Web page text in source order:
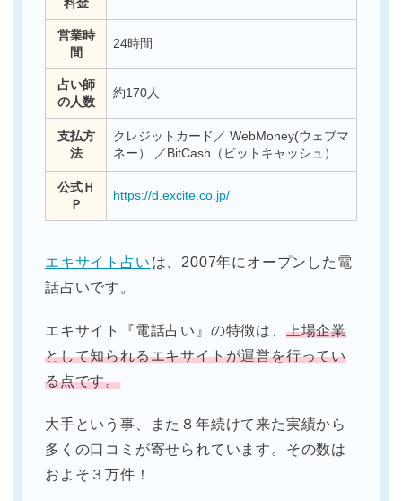
料金
営業時
間
24時間
占い師
の人数
約170人
支払方
法
クレジットカード／ WebMoney(ウェブマ
ネー） ／BitCash（ビットキャッシュ）
公式Ｈ
Ｐ
https://d.excite.co.jp/
エキサイト占い は、2007年にオープンした電
話占いです。
エキサイト『電話占い』の特徴は、 上場企業
として知られるエキサイトが運営を行ってい
る点です。
大手という事、また８年続けて来た実績から
多くの口コミが寄せられています。その数は
およそ３万件！